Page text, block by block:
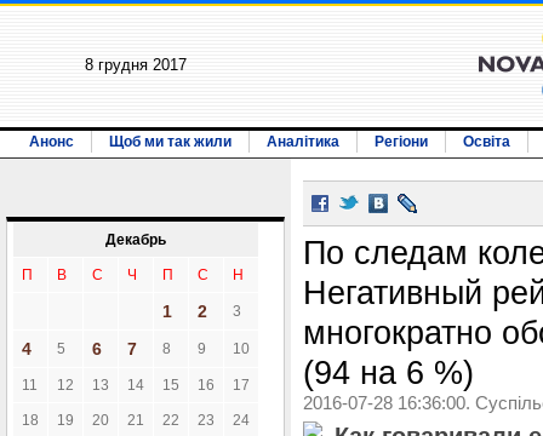
8 грудня 2017
Анонс Щоб ми так жили Аналітика Регіони Освіта
Декабрь
П В С Ч П С Н
1 2 3
4 5 6 7 8 9 10
11 12 13 14 15 16 17
18 19 20 21 22 23 24
По следам
Негативный
многократно
(94 на 6 %)
2016-07-28 16:36:00.